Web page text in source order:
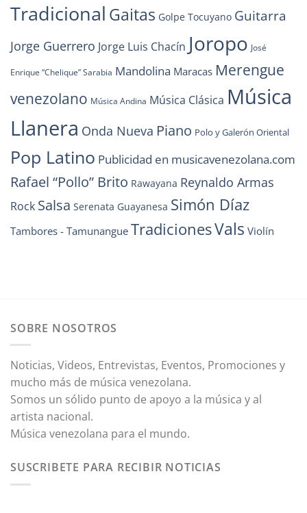
Tradicional Gaitas Golpe Tocuyano Guitarra
Jorge Guerrero Jorge Luis Chacín Joropo José
Enrique “Chelique” Sarabia Mandolina Maracas Merengue
venezolano Música Andina Música Clásica Música
Llanera Onda Nueva Piano Polo y Galerón Oriental
Pop Latino Publicidad en musicavenezolana.com
Rafael “Pollo” Brito Rawayana Reynaldo Armas
Rock Salsa Serenata Guayanesa Simón Díaz
Tambores - Tamunangue TradicionesVals Violín
SOBRE NOSOTROS
Noticias, Videos, Entrevistas, Eventos, Promociones y
mucho más de música venezolana.
Somos un sólido punto de apoyo a la música y al
artista nacional.
Música venezolana para el mundo.
SUSCRIBETE PARA RECIBIR NOTICIAS